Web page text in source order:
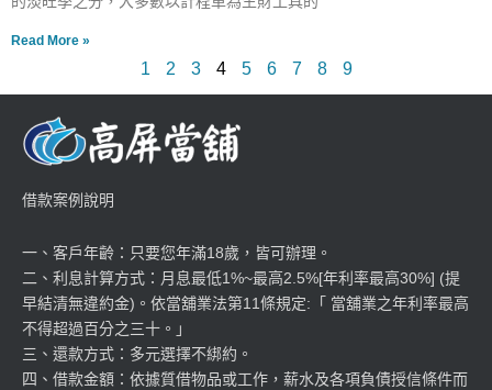
Read More »
1 2 3 4 5 6 7 8 9
借款案例說明
一、客戶年齡：只要您年滿18歲，皆可辦理。
二、利息計算方式：月息最低1%~最高2.5%[年利率最高30%] (提
早結清無違約金)。依當舖業法第11條規定:「 當舖業之年利率最高
不得超過百分之三十。」
三、還款方式：多元選擇不綁約。
四、借款金額：依據質借物品或工作，薪水及各項負債授信條件而